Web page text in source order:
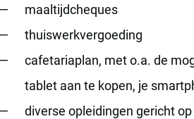
maaltijdcheques
thuiswerkvergoeding
cafetariaplan, met o.a. de
tablet aan te kopen, je
diverse opleidingen gericht